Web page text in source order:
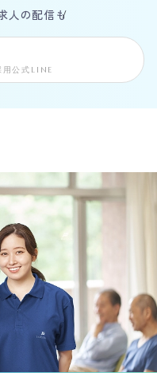
人の配信も
用公式LINE